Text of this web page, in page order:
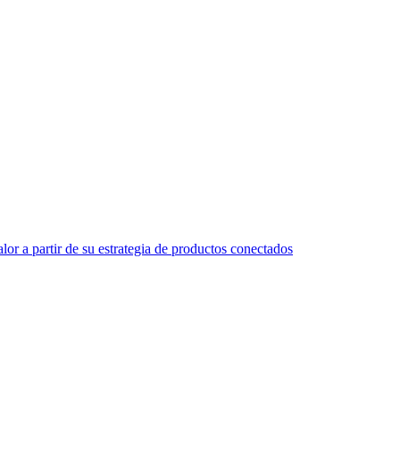
a partir de su estrategia de productos conectados